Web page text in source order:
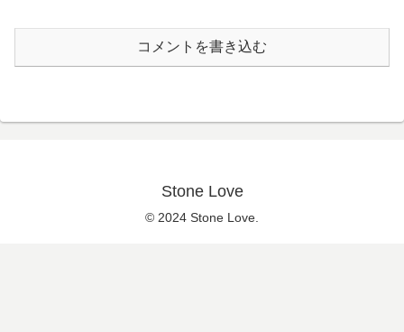
コメントを書き込む
Stone Love
© 2024 Stone Love.